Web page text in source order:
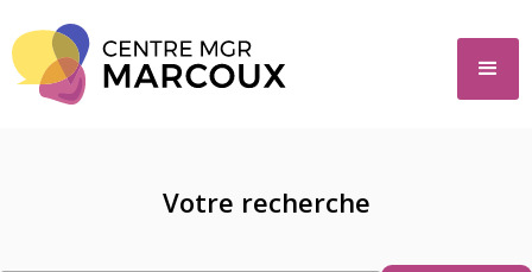
Votre recherche